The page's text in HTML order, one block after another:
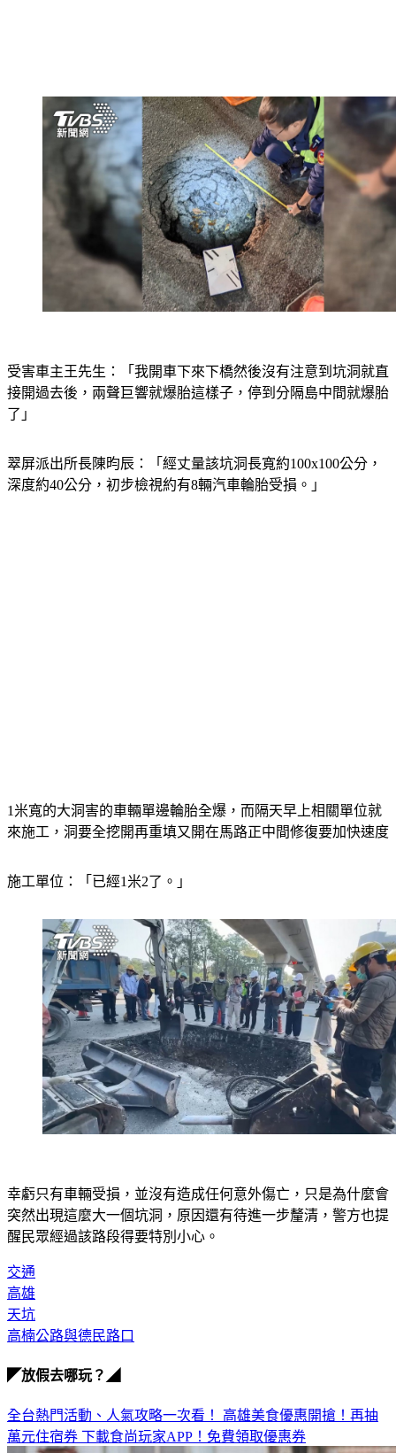
受害車主王先生：「我開車下來下橋然後沒有注意到坑洞就直
接開過去後，兩聲巨響就爆胎這樣子，停到分隔島中間就爆胎
了」
翠屏派出所長陳昀辰：「經丈量該坑洞長寬約100x100公分，
深度約40公分，初步檢視約有8輛汽車輪胎受損。」
1米寬的大洞害的車輛單邊輪胎全爆，而隔天早上相關單位就
來施工，洞要全挖開再重填又開在馬路正中間修復要加快速度
施工單位：「已經1米2了。」
幸虧只有車輛受損，並沒有造成任何意外傷亡，只是為什麼會
突然出現這麼大一個坑洞，原因還有待進一步釐清，警方也提
醒民眾經過該路段得要特別小心。
交通
高雄
天坑
高楠公路與德民路口
◤放假去哪玩？◢
全台熱門活動、人氣攻略一次看！ 高雄美食優惠開搶！再抽
萬元住宿券 下載食尚玩家APP！免費領取優惠券